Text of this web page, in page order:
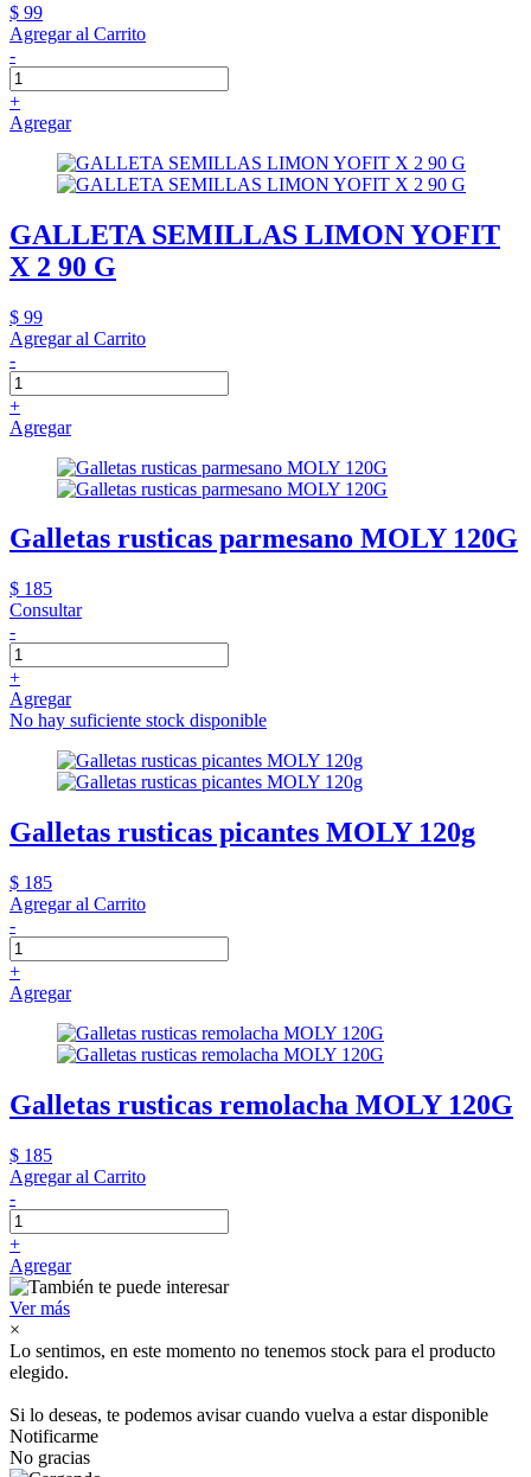
$ 99
Agregar al Carrito
-
+
Agregar
GALLETA SEMILLAS LIMON YOFIT
X 2 90 G
$ 99
Agregar al Carrito
-
+
Agregar
Galletas rusticas parmesano MOLY 120G
$ 185
Consultar
-
+
Agregar
No hay suficiente stock disponible
Galletas rusticas picantes MOLY 120g
$ 185
Agregar al Carrito
-
+
Agregar
Galletas rusticas remolacha MOLY 120G
$ 185
Agregar al Carrito
-
+
Agregar
Ver más
×
Lo sentimos, en este momento no tenemos stock para el producto
elegido.
Si lo deseas, te podemos avisar cuando vuelva a estar disponible
Notificarme
No gracias